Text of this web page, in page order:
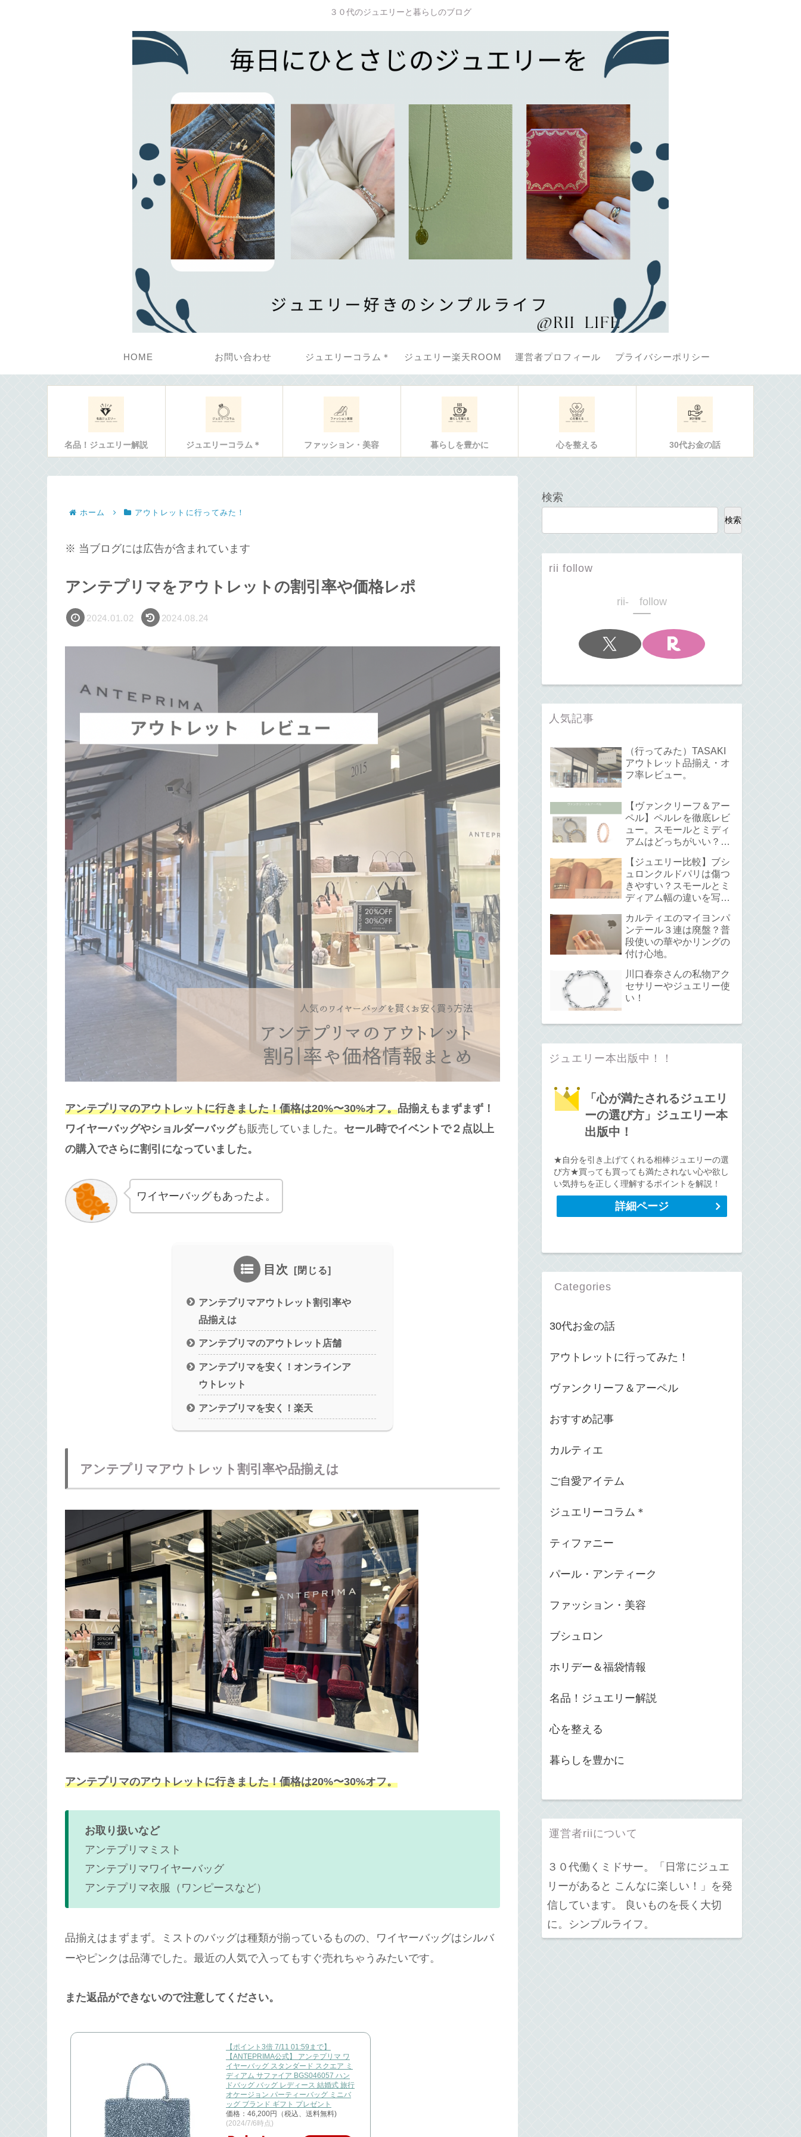
３０代のジュエリーと暮らしのブログ
HOME お問い合わせ ジュエリーコラム＊ ジュエリー楽天ROOM 運営者プロフィール プライバシーポリシー
名品！ジュエリー解説 ジュエリーコラム＊ ファッション・美容 暮らしを豊かに 心を整える 30代お金の話
ホーム アウトレットに行ってみた！
※ 当ブログには広告が含まれています
アンテプリマをアウトレットの割引率や価格レポ
2024.01.02 2024.08.24
アンテプリマのアウトレットに行きました！価格は20%〜30%オフ。品揃えもまずまず！
ワイヤーバッグやショルダーバッグも販売していました。 セール時でイベントで２点以上
の購入でさらに割引になっていました。
ワイヤーバッグもあったよ。
目次
アンテプリマアウトレット割引率や
品揃えは
アンテプリマのアウトレット店舗
アンテプリマを安く！オンラインア
ウトレット
アンテプリマを安く！楽天
アンテプリマアウトレット割引率や品揃えは
アンテプリマのアウトレットに行きました！価格は20%〜30%オフ。
お取り扱いなど
アンテプリマミスト
アンテプリマワイヤーバッグ
アンテプリマ衣服（ワンピースなど）
品揃えはまずまず。ミストのバッグは種類が揃っているものの、ワイヤーバッグはシルバ
ーやピンクは品薄でした。最近の人気で入ってもすぐ売れちゃうみたいです。
また返品ができないので注意してください。
【ポイント3倍 7/11 01:59まで】
【ANTEPRIMA公式】 アンテプリマ ワ
イヤーバッグ スタンダード スクエア ミ
ディアム サファイア BGS046057 ハン
ドバッグ バッグ レディース 結婚式 旅行
オケージョン パーティーバッグ ミニバ
ッグ ブランド ギフト プレゼント
価格：46,200円（税込、送料無料)
(2024/7/6時点)
検索
検索
rii follow
rii- follow
人気記事
（行ってみた）TASAKI
アウトレット品揃え・オ
フ率レビュー。
【ヴァンクリーフ＆アー
ペル】ペルレを徹底レビ
ュー。スモールとミディ
アムはどっちがいい？サ
て。
【ジュエリー比較】ブシ
ュロンクルドパリは傷つ
きやすい？スモールとミ
ディアム幅の違いを写真
カルティエのマイヨンパ
ンテール３連は廃盤？普
段使いの華やかリングの
付け心地。
川口春奈さんの私物アク
セサリーやジュエリー使
い！
ジュエリー本出版中！！
「心が満たされるジュエリ
ーの選び方」ジュエリー本
出版中！
★自分を引き上げてくれる相棒ジュエリーの選
び方★買っても買っても満たされない心や欲し
い気持ちを正しく理解するポイントを解説！
詳細ページ
Categories
30代お金の話
アウトレットに行ってみた！
ヴァンクリーフ＆アーペル
おすすめ記事
カルティエ
ご自愛アイテム
ジュエリーコラム＊
ティファニー
パール・アンティーク
ファッション・美容
ブシュロン
ホリデー＆福袋情報
名品！ジュエリー解説
心を整える
暮らしを豊かに
運営者riiについて
３０代働くミドサー。「日常にジュエ
リーがあると こんなに楽しい！」を発
信しています。 良いものを長く大切
に。シンプルライフ。